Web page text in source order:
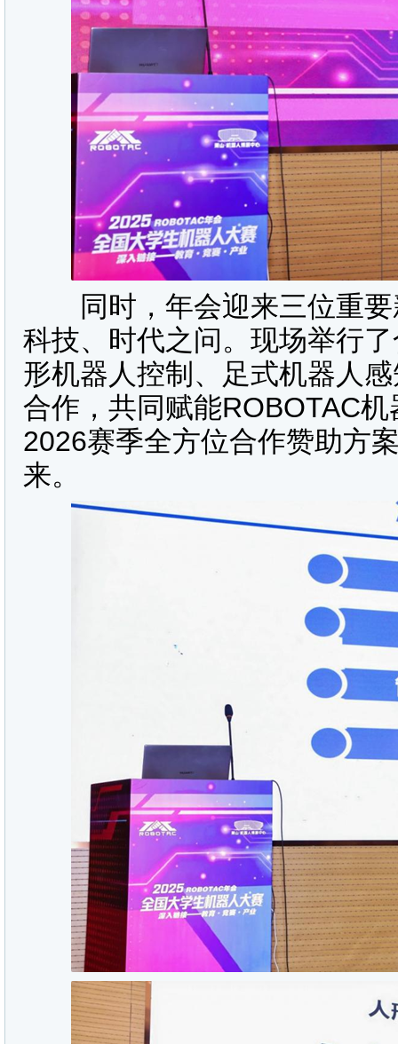
同时，年会迎来三位重要
科技、时代之问。现场举行
形机器人控制、足式机器人
合作，共同赋能ROBOTAC
2026赛季全方位合作赞助方
来。